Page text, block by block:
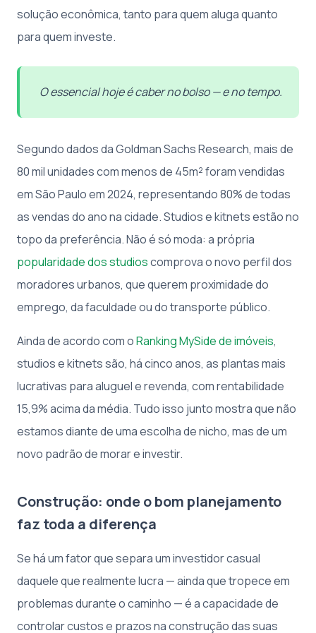
solução econômica, tanto para quem aluga quanto
para quem investe.
O essencial hoje é caber no bolso — e no tempo.
Segundo dados da Goldman Sachs Research, mais de
80 mil unidades com menos de 45m² foram vendidas
em São Paulo em 2024, representando 80% de todas
as vendas do ano na cidade. Studios e kitnets estão no
topo da preferência. Não é só moda: a própria
popularidade dos studioscomprova o novo perfil dos
moradores urbanos, que querem proximidade do
emprego, da faculdade ou do transporte público.
Ainda de acordo com oRanking MySide de imóveis,
studios e kitnets são, há cinco anos, as plantas mais
lucrativas para aluguel e revenda, com rentabilidade
15,9% acima da média. Tudo isso junto mostra que não
estamos diante de uma escolha de nicho, mas de um
novo padrão de morar e investir.
Construção: onde o bom planejamento
faz toda a diferença
Se há um fator que separa um investidor casual
daquele que realmente lucra — ainda que tropece em
problemas durante o caminho — é a capacidade de
controlar custos e prazos na construção das suas